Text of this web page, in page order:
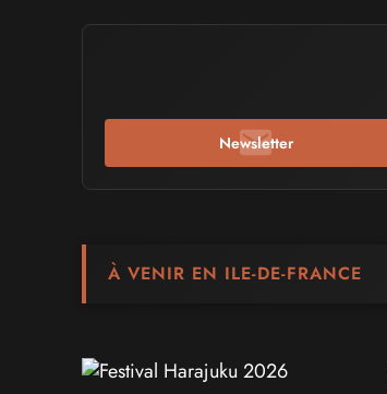
Newsletter
À VENIR EN ILE-DE-FRANCE